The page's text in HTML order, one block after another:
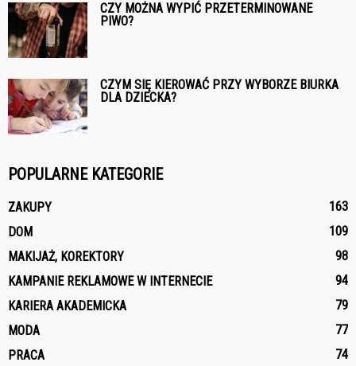
CZY MOŻNA WYPIĆ PRZETERMINOWANE
PIWO?
CZYM SIĘ KIEROWAĆ PRZY WYBORZE BIURKA
DLA DZIECKA?
POPULARNE KATEGORIE
ZAKUPY
163
DOM
109
MAKIJAŻ, KOREKTORY
98
KAMPANIE REKLAMOWE W INTERNECIE
94
KARIERA AKADEMICKA
79
MODA
77
PRACA
74